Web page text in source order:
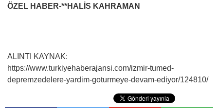
ÖZEL HABER-**HALİS KAHRAMAN
ALINTI KAYNAK:
https://www.turkiyehaberajansi.com/izmir-tumed-
depremzedelere-yardim-goturmeye-devam-ediyor/124810/